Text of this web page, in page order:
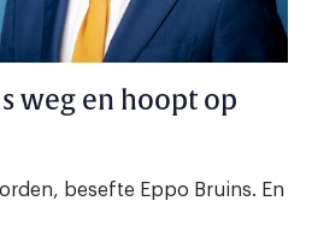
weg en hoopt op
besefte Eppo Bruins. En